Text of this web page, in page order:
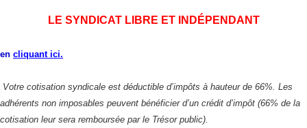
LE SYNDICAT LIBRE ET INDÉPENDANT
en cliquant ici.
Votre cotisation syndicale est déductible d’impôts à hauteur de 66%. Les
adhérents non imposables peuvent bénéficier d’un crédit d’impôt (66% de la
cotisation leur sera remboursée par le Trésor public).